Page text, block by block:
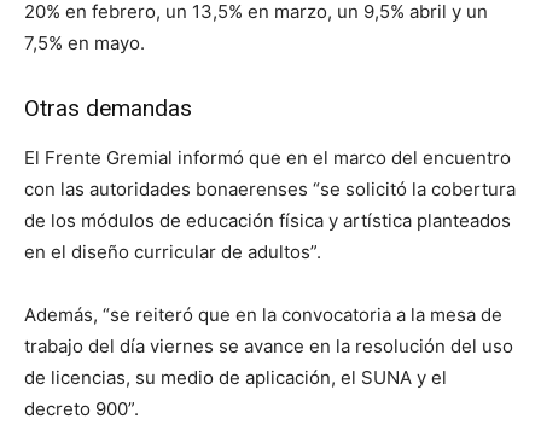
20% en febrero, un 13,5% en marzo, un 9,5% abril y un
7,5% en mayo.
Otras demandas
El Frente Gremial informó que en el marco del encuentro
con las autoridades bonaerenses “se solicitó la cobertura
de los módulos de educación física y artística planteados
en el diseño curricular de adultos”.
Además, “se reiteró que en la convocatoria a la mesa de
trabajo del día viernes se avance en la resolución del uso
de licencias, su medio de aplicación, el SUNA y el
decreto 900”.